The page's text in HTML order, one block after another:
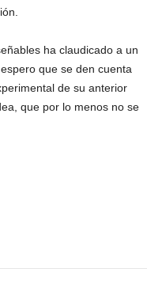
ha claudicado a un
que se den cuenta
de su anterior
que por lo menos no se